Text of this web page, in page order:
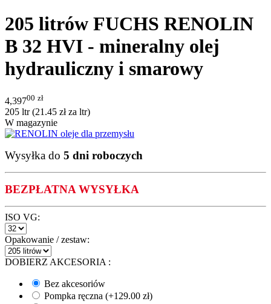
205 litrów FUCHS RENOLIN
B 32 HVI - mineralny olej
hydrauliczny i smarowy
4,39700 zł
205 ltr (21.45 złza ltr)
W magazynie
Wysyłka do 5 dni roboczych
BEZPŁATNA WYSYŁKA
ISO VG:
Opakowanie / zestaw:
DOBIERZ AKCESORIA :
Bez akcesoriów
Pompka ręczna (+129.00 zł)